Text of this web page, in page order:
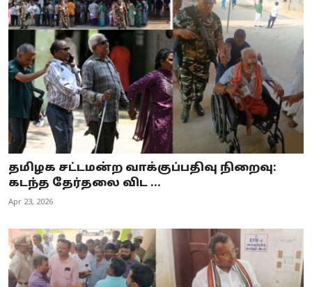
தமிழக சட்டமன்ற வாக்குப்பதிவு நிறைவு:
கடந்த தேர்தலை விட ...
Apr 23, 2026